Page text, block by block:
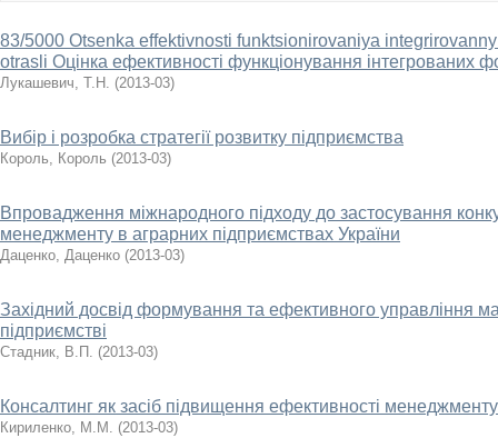
83/5000 Otsenka effektivnosti funktsionirovaniya
otrasli Оцінка ефективності функціонування інтегрованих
Лукашевич, Т.Н. (2013-03)
Вибір і розробка стратегії розвитку підприємства
Король, Король (2013-03)
Впровадження міжнародного підходу до застосування
менеджменту в аграрних підприємствах України
Даценко, Даценко (2013-03)
Західний досвід формування та ефективного управління
підприємстві
Стадник, В.П. (2013-03)
Консалтинг як засіб підвищення ефективності
Кириленко, М.М. (2013-03)